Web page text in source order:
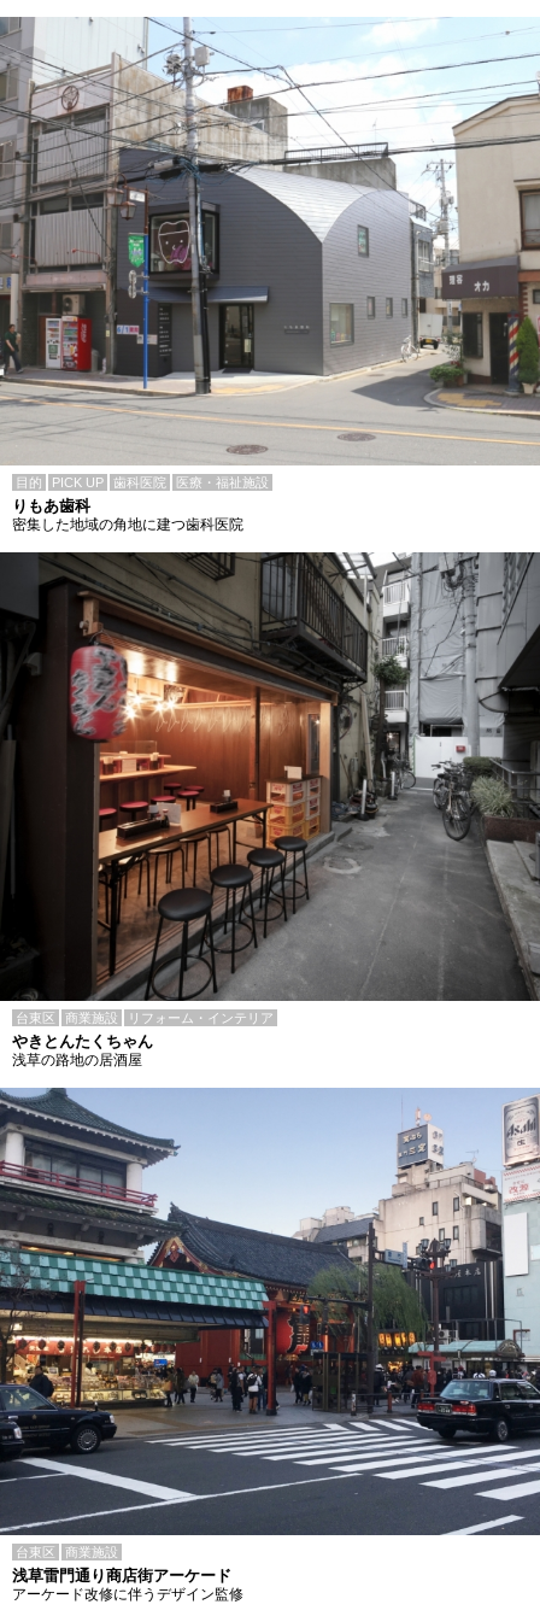
目的 PICK UP 歯科医院 医療・福祉施設
りもあ歯科
密集した地域の角地に建つ歯科医院
台東区 商業施設 リフォーム・インテリア
やきとんたくちゃん
浅草の路地の居酒屋
台東区 商業施設
浅草雷門通り商店街アーケード
アーケード改修に伴うデザイン監修